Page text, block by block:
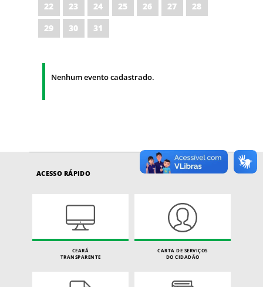
22
23 24 25 26 27
28
29
30 31
Nenhum evento cadastrado.
ACESSO RÁPIDO
CEARÁ
TRANSPARENTE
CARTA DE SERVIÇOS
DO CIDADÃO